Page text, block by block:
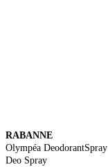
RABANNE
Olympéa DeodorantSpray
Deo Spray